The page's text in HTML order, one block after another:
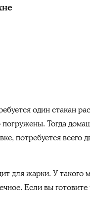
один стакан
Тогда
потребуется
для жарки. У такого
Если вы